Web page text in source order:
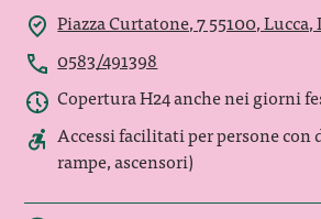
Piazza Curtatone, 7 55100, Lucca,
0583/491398
Copertura H24 anche nei giorni
Accessi facilitati per persone con
rampe, ascensori)